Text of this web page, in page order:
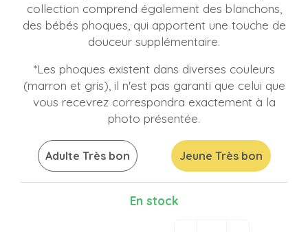
collection comprend également des blanchons,
des bébés phoques, qui apportent une touche de
douceur supplémentaire.
*Les phoques existent dans diverses couleurs
(marron et gris), il n'est pas garanti que celui que
vous recevrez correspondra exactement à la
photo présentée.
Adulte Très bon Jeune Très bon
En stock